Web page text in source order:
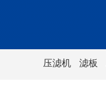
压滤机 滤板